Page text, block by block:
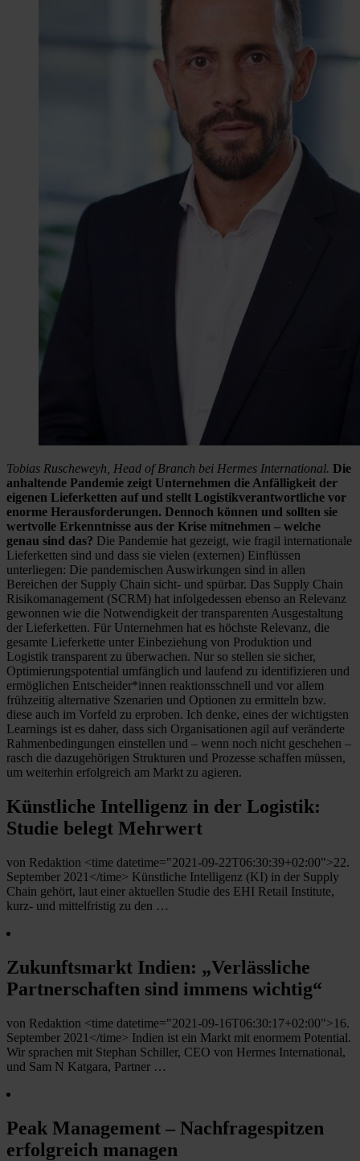
Tobias Ruscheweyh, Head of Branch bei Hermes International. Die
anhaltende Pandemie zeigt Unternehmen die Anfälligkeit der
eigenen Lieferketten auf und stellt Logistikverantwortliche vor
enorme Herausforderungen. Dennoch können und sollten sie
wertvolle Erkenntnisse aus der Krise mitnehmen – welche
genau sind das? Die Pandemie hat gezeigt, wie fragil internationale
Lieferketten sind und dass sie vielen (externen) Einflüssen
unterliegen: Die pandemischen Auswirkungen sind in allen
Bereichen der Supply Chain sicht- und spürbar. Das Supply Chain
Risikomanagement (SCRM) hat infolgedessen ebenso an Relevanz
gewonnen wie die Notwendigkeit der transparenten Ausgestaltung
der Lieferketten. Für Unternehmen hat es höchste Relevanz, die
gesamte Lieferkette unter Einbeziehung von Produktion und
Logistik transparent zu überwachen. Nur so stellen sie sicher,
Optimierungspotential umfänglich und laufend zu identifizieren und
ermöglichen Entscheider*innen reaktionsschnell und vor allem
frühzeitig alternative Szenarien und Optionen zu ermitteln bzw.
diese auch im Vorfeld zu erproben. Ich denke, eines der wichtigsten
Learnings ist es daher, dass sich Organisationen agil auf veränderte
Rahmenbedingungen einstellen und – wenn noch nicht geschehen –
rasch die dazugehörigen Strukturen und Prozesse schaffen müssen,
um weiterhin erfolgreich am Markt zu agieren.
Künstliche Intelligenz in der Logistik:
Studie belegt Mehrwert
von Redaktion <time datetime="2021-09-22T06:30:39+02:00">22.
September 2021</time> Künstliche Intelligenz (KI) in der Supply
Chain gehört, laut einer aktuellen Studie des EHI Retail Institute,
kurz- und mittelfristig zu den …
Zukunftsmarkt Indien: „Verlässliche
Partnerschaften sind immens wichtig“
von Redaktion <time datetime="2021-09-16T06:30:17+02:00">16.
September 2021</time> Indien ist ein Markt mit enormem Potential.
Wir sprachen mit Stephan Schiller, CEO von Hermes International,
und Sam N Katgara, Partner …
Peak Management – Nachfragespitzen
erfolgreich managen